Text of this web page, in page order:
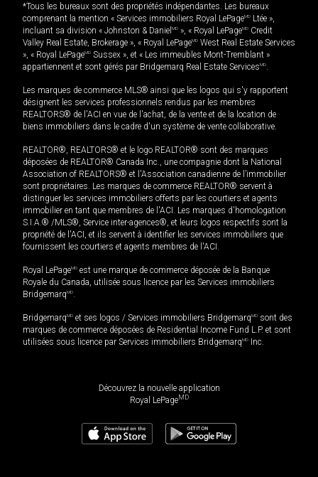
*Tous les bureaux sont des propriétés indépendantes. Les bureaux
comprenant la mention « Services immobiliers Royal LePageMD Ltée »,
incluant sa division « Johnston & Daniel MD », « Royal LePageMD Credit
Valley Real Estate, Brokerage », « Royal LePageMD West Real Estate Services
», « Royal LePageMD Sussex », et « Les immeubles Mont-Tremblant »
appartiennent et sont gérés par Bridgemarq Real Estate ServicesMD
Les marques de commerce MLS® ainsi que les logos qui s'y rapportent
désignent les services professionnels rendus par les membres
REALTORS® de l'ACI en vue de l'achat, de la vente et de la location de
biens immobiliers dans le cadre d'un système de vente collaborative.
REALTOR®, REALTORS® et le logo REALTOR® sont des marques
déposées de REALTOR® Canada Inc., une compagnie dont la National
Association of REALTORS® et l'Association canadienne de l’immobilier
sont propriétaires. Les marques de commerce REALTOR® servent à
distinguer les services immobiliers offerts par les courtiers et agents
immobilier en tant que membres de l'ACI. Les marques d'homologation
S.I.A.® /MLS®, Service inter-agences®, et leurs logos respectifs sont la
propriété de l'ACI, et ils servent à identifier les services immobiliers que
fournissent les courtiers et agents membres de l'ACI.
Royal LePageMD est une marque de commerce déposée de la Banque
Royale du Canada, utilisée sous licence par les Services immobiliers
BridgemarqMD
BridgemarqMD et ses logos / Services immobiliers BridgemarqMD sont des
marques de commerce déposées de Residential Income Fund L.P. et sont
utilisées sous licence par Services immobiliers BridgemarqMD Inc.
Découvrez la nouvelle application
Royal LePageMD